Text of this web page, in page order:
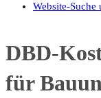
Website-Suche
DBD-
für